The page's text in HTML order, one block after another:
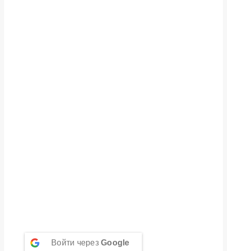
Войти через Google